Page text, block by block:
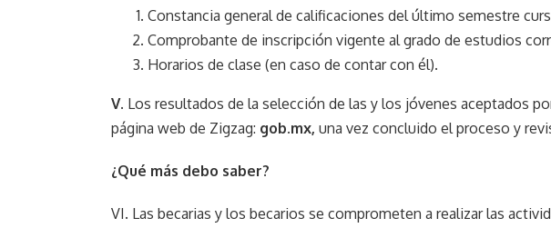
Constancia general de calificaciones del último semestre
Comprobante de inscripción vigente al grado de estudios
Horarios de clase (en caso de contar con él).
V. Los resultados de la selección de las y los jóvenes aceptados
página web de Zigzag: gob.mx, una vez concluido el proceso y
¿Qué más debo saber?
VI. Las becarias y los becarios se comprometen a realizar las